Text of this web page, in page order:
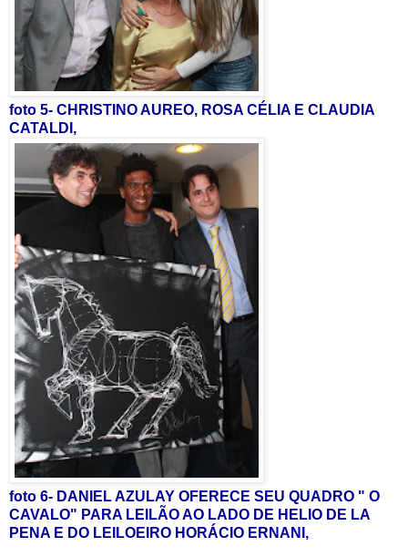
foto 5- CHRISTINO AUREO, ROSA CÉLIA E CLAUDIA
CATALDI,
foto 6- DANIEL AZULAY OFERECE SEU QUADRO " O
CAVALO" PARA LEILÃO AO LADO DE HELIO DE LA
PENA E DO LEILOEIRO HORÁCIO ERNANI,